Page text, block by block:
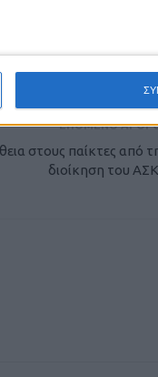
News!
Θεσσαλίας
ΕΠΟΜΕΝΟ
στους παίκτες από
διοίκηση του